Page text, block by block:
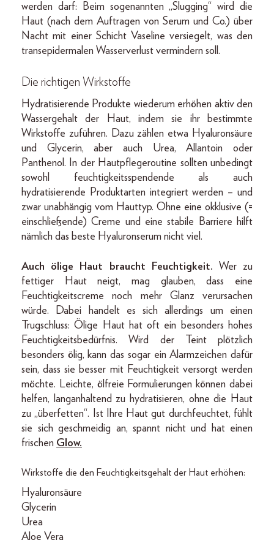
werden darf: Beim sogenannten „Slugging“ wird die
Haut (nach dem Auftragen von Serum und Co.) über
Nacht mit einer Schicht Vaseline versiegelt, was den
transepidermalen Wasserverlust vermindern soll.
Die richtigen Wirkstoffe
Hydratisierende Produkte wiederum erhöhen aktiv den
Wassergehalt der Haut, indem sie ihr bestimmte
Wirkstoffe zuführen. Dazu zählen etwa Hyaluronsäure
und Glycerin, aber auch Urea, Allantoin oder
Panthenol. In der Hautpflegeroutine sollten unbedingt
sowohl feuchtigkeitsspendende als auch
hydratisierende Produktarten integriert werden – und
zwar unabhängig vom Hauttyp. Ohne eine okklusive (=
einschließende) Creme und eine stabile Barriere hilft
nämlich das beste Hyaluronserum nicht viel.
Auch ölige Haut braucht Feuchtigkeit. Wer zu
fettiger Haut neigt, mag glauben, dass eine
Feuchtigkeitscreme noch mehr Glanz verursachen
würde. Dabei handelt es sich allerdings um einen
Trugschluss: Ölige Haut hat oft ein besonders hohes
Feuchtigkeitsbedürfnis. Wird der Teint plötzlich
besonders ölig, kann das sogar ein Alarmzeichen dafür
sein, dass sie besser mit Feuchtigkeit versorgt werden
möchte. Leichte, ölfreie Formulierungen können dabei
helfen, langanhaltend zu hydratisieren, ohne die Haut
zu „überfetten“. Ist Ihre Haut gut durchfeuchtet, fühlt
sie sich geschmeidig an, spannt nicht und hat einen
frischen Glow.
Wirkstoffe die den Feuchtigkeitsgehalt der Haut erhöhen:
Hyaluronsäure
Glycerin
Urea
Aloe Vera